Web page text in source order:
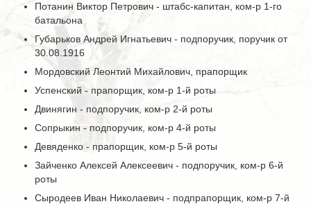
Потанин Виктор Петрович - штабс-капитан, ком-р 1-го
батальона
Губарьков Андрей Игнатьевич - подпоручик, поручик от
30.08.1916
Мордовский Леонтий Михайлович, прапорщик
Успенский - прапорщик, ком-р 1-й роты
Двинягин - подпоручик, ком-р 2-й роты
Сопрыкин - подпоручик, ком-р 4-й роты
Девяденко - прапорщик, ком-р 5-й роты
Зайченко Алексей Алексеевич - подпоручик, ком-р 6-й
роты
Сыродеев Иван Николаевич - подпрапорщик, ком-р 7-й